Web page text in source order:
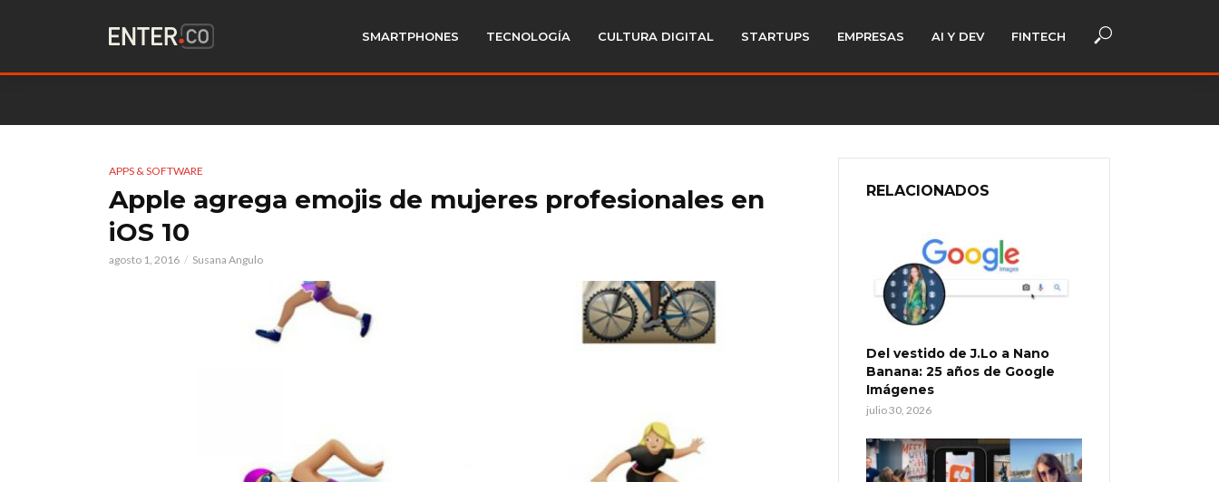
SMARTPHONES TECNOLOGÍA CULTURA DIGITAL STARTUPS EMPRESAS AI Y DEV FINTECH
APPS & SOFTWARE
Apple agrega emojis de mujeres profesionales en
iOS 10
agosto 1, 2016 Susana Angulo
RELACIONADOS
Del vestido de J.Lo a Nano
Banana: 25 años de Google
Imágenes
julio 30, 2026